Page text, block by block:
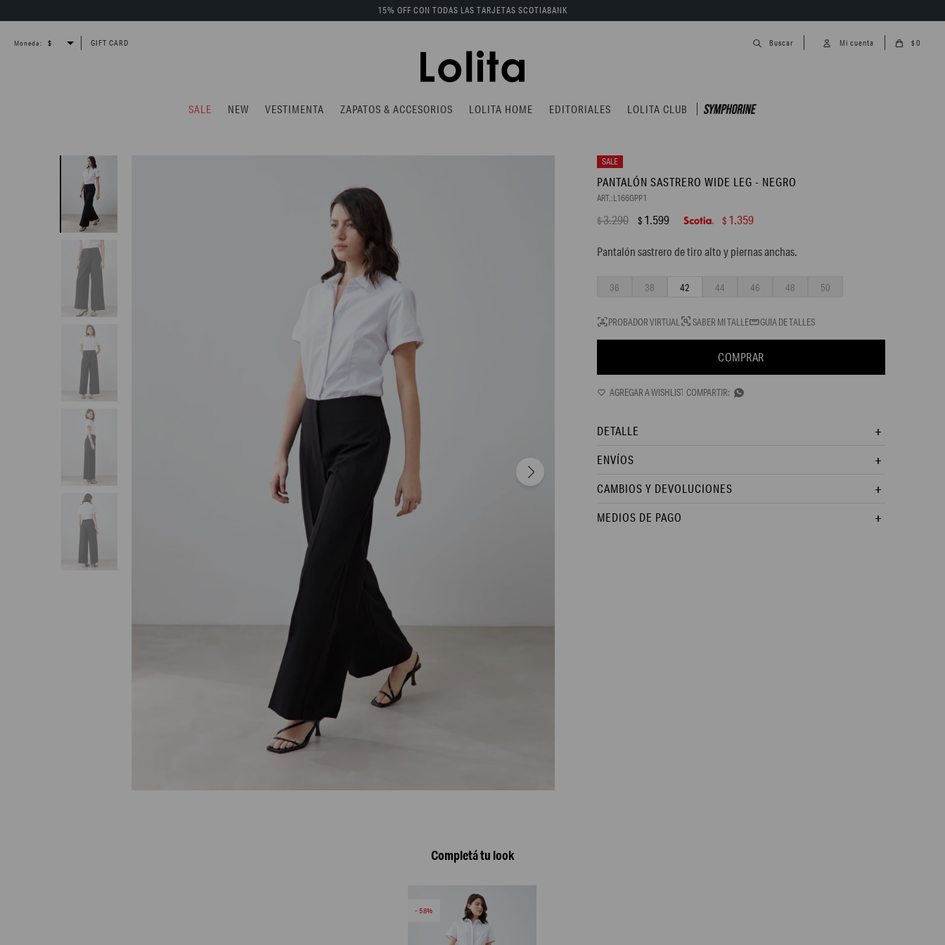
SALE NEW VESTIMENTA ZAPATOS & ACCESORIOS LOLITA HOME EDITORIALES LOLITA CLUB
$ 0
15% OFF CON TODAS LAS TARJETAS SCOTIABANK
Moneda: GIFT CARD
PANTALÓN SASTRERO WIDE LEG - NEGRO
L166GPP1
$3.290 $ 1.599 $ 1.359
Pantalón sastrero de tiro alto y piernas anchas.
36 38 42 44 46 48 50
PROBADOR VIRTUAL SABER MI TALLE GUIA DE TALLES
COMPRAR

DETALLE
ENVÍOS
CAMBIOS Y DEVOLUCIONES
MEDIOS DE PAGO
Completá tu look
58